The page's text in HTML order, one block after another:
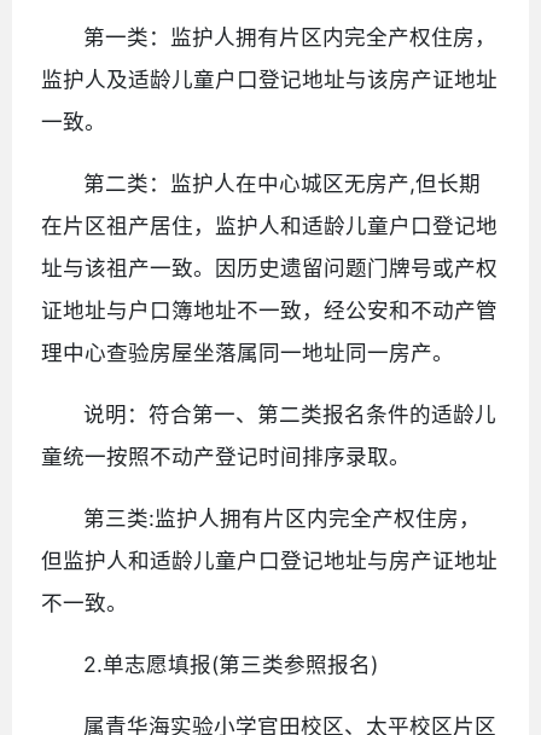
第一类：监护人拥有片区内完全产权住房，
监护人及适龄儿童户口登记地址与该房产证地址
一致。
第二类：监护人在中心城区无房产,但长期
在片区祖产居住，监护人和适龄儿童户口登记地
址与该祖产一致。因历史遗留问题门牌号或产权
证地址与户口簿地址不一致，经公安和不动产管
理中心查验房屋坐落属同一地址同一房产。
说明：符合第一、第二类报名条件的适龄儿
童统一按照不动产登记时间排序录取。
第三类:监护人拥有片区内完全产权住房，
但监护人和适龄儿童户口登记地址与房产证地址
不一致。
2.单志愿填报(第三类参照报名)
属青华海实验小学官田校区、太平校区片区